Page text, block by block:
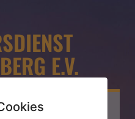
E.V.